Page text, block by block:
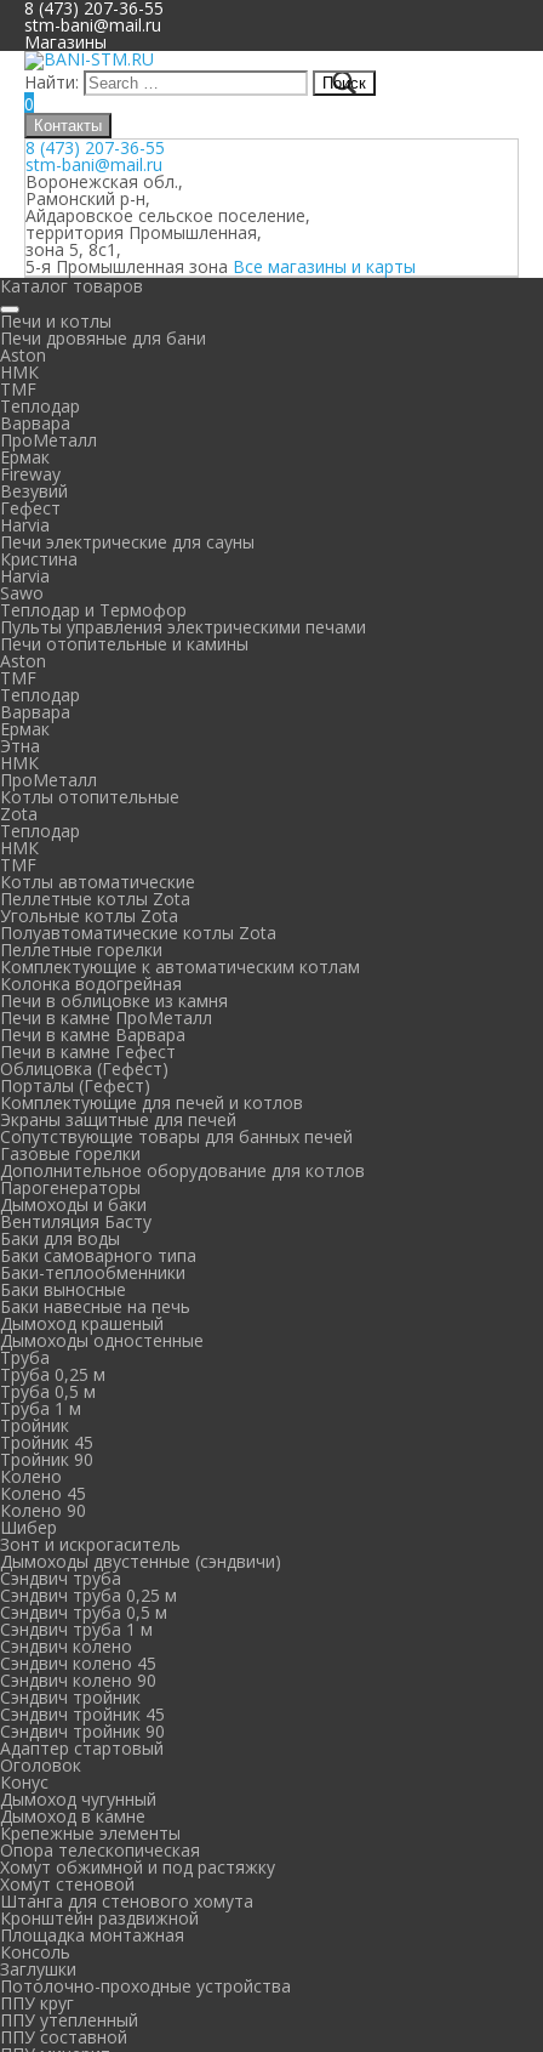
8 (473) 207-36-55
stm-bani@mail.ru
Магазины
Найти:
0
Контакты
8 (473) 207-36-55
stm-bani@mail.ru
Воронежская обл.,
Рамонский р-н,
Айдаровское сельское поселение,
территория Промышленная,
зона 5, 8с1,
5-я Промышленная зона Все магазины и карты
Каталог товаров
Печи и котлы
Печи дровяные для бани
Aston
НМК
TMF
Теплодар
Варвара
ПроМеталл
Ермак
Fireway
Везувий
Гефест
Harvia
Печи электрические для сауны
Кристина
Harvia
Sawo
Теплодар и Термофор
Пульты управления электрическими печами
Печи отопительные и камины
Aston
TMF
Теплодар
Варвара
Ермак
Этна
НМК
ПроМеталл
Котлы отопительные
Zota
Теплодар
НМК
TMF
Котлы автоматические
Пеллетные котлы Zota
Угольные котлы Zota
Полуавтоматические котлы Zota
Пеллетные горелки
Комплектующие к автоматическим котлам
Колонка водогрейная
Печи в облицовке из камня
Печи в камне ПроМеталл
Печи в камне Варвара
Печи в камне Гефест
Облицовка (Гефест)
Порталы (Гефест)
Комплектующие для печей и котлов
Экраны защитные для печей
Сопутствующие товары для банных печей
Газовые горелки
Дополнительное оборудование для котлов
Парогенераторы
Дымоходы и баки
Вентиляция Басту
Баки для воды
Баки самоварного типа
Баки-теплообменники
Баки выносные
Баки навесные на печь
Дымоход крашеный
Дымоходы одностенные
Труба
Труба 0,25 м
Труба 0,5 м
Труба 1 м
Тройник
Тройник 45
Тройник 90
Колено
Колено 45
Колено 90
Шибер
Зонт и искрогаситель
Дымоходы двустенные (сэндвичи)
Сэндвич труба
Сэндвич труба 0,25 м
Сэндвич труба 0,5 м
Сэндвич труба 1 м
Сэндвич колено
Сэндвич колено 45
Сэндвич колено 90
Сэндвич тройник
Сэндвич тройник 45
Сэндвич тройник 90
Адаптер стартовый
Оголовок
Конус
Дымоход чугунный
Дымоход в камне
Крепежные элементы
Опора телескопическая
Хомут обжимной и под растяжку
Хомут стеновой
Штанга для стенового хомута
Кронштейн раздвижной
Площадка монтажная
Консоль
Заглушки
Потолочно-проходные устройства
ППУ круг
ППУ утепленный
ППУ составной